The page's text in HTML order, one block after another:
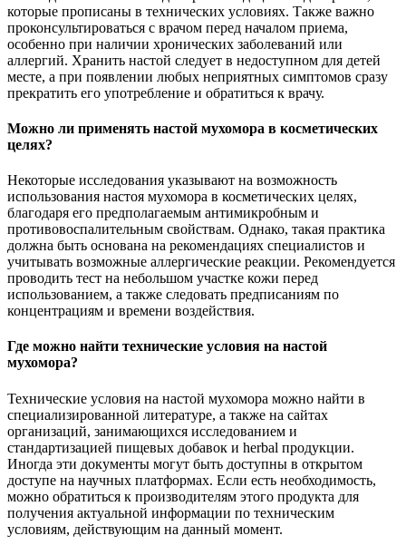
которые прописаны в технических условиях. Также важно
проконсультироваться с врачом перед началом приема,
особенно при наличии хронических заболеваний или
аллергий. Хранить настой следует в недоступном для детей
месте, а при появлении любых неприятных симптомов сразу
прекратить его употребление и обратиться к врачу.
Можно ли применять настой мухомора в косметических
целях?
Некоторые исследования указывают на возможность
использования настоя мухомора в косметических целях,
благодаря его предполагаемым антимикробным и
противовоспалительным свойствам. Однако, такая практика
должна быть основана на рекомендациях специалистов и
учитывать возможные аллергические реакции. Рекомендуется
проводить тест на небольшом участке кожи перед
использованием, а также следовать предписаниям по
концентрациям и времени воздействия.
Где можно найти технические условия на настой
мухомора?
Технические условия на настой мухомора можно найти в
специализированной литературе, а также на сайтах
организаций, занимающихся исследованием и
стандартизацией пищевых добавок и herbal продукции.
Иногда эти документы могут быть доступны в открытом
доступе на научных платформах. Если есть необходимость,
можно обратиться к производителям этого продукта для
получения актуальной информации по техническим
условиям, действующим на данный момент.